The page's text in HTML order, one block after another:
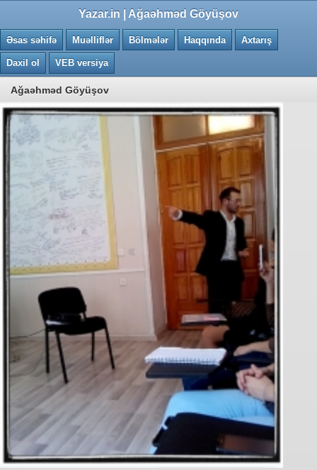
Yazar.in | Ağaəhməd Göyüşov
Əsas səhifə Muəlliflər Bölmələr Haqqında Axtarış
Daxil ol VEB versiya
Ağaəhməd Göyüşov